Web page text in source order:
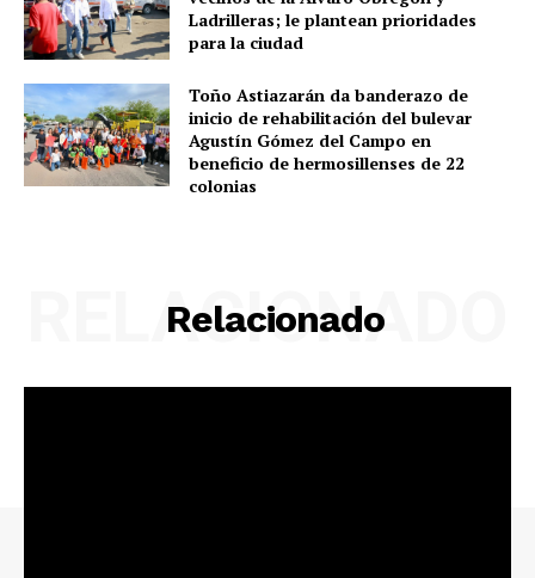
Ladrilleras; le plantean prioridades
para la ciudad
Toño Astiazarán da banderazo de
inicio de rehabilitación del bulevar
Agustín Gómez del Campo en
beneficio de hermosillenses de 22
colonias
Relacionado
RELACIONADO